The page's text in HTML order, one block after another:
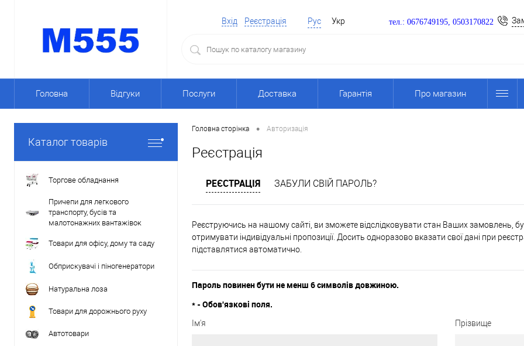
Вхід Реєстрація Рус Укр тел.: 0676749195, 0503170822
Головна Відгуки Послуги Доставка Гарантія Про магазин
Каталог товарів
Торгове обладнання
Причепи для легкового
транспорту, бусів та
малотонажних вантажівок
Товари для офісу, дому та саду
Обприскувачі і піногенератори
Натуральна лоза
Товари для дорожнього руху
Автотовари
Головна сторінка • Авторизація
Реєстрація
РЕЄСТРАЦІЯ ЗАБУЛИ СВІЙ ПАРОЛЬ?
Реєструючись на нашому сайті, ви зможете відслідковувати стан Ваших замовлень,
отримувати індивідуальні пропозиції. Досить одноразово вказати свої дані при
підставлятися автоматично.
Пароль повинен бути не менш 6 символів довжиною.
* - Обов'язкові поля.
Ім'я Прізвище